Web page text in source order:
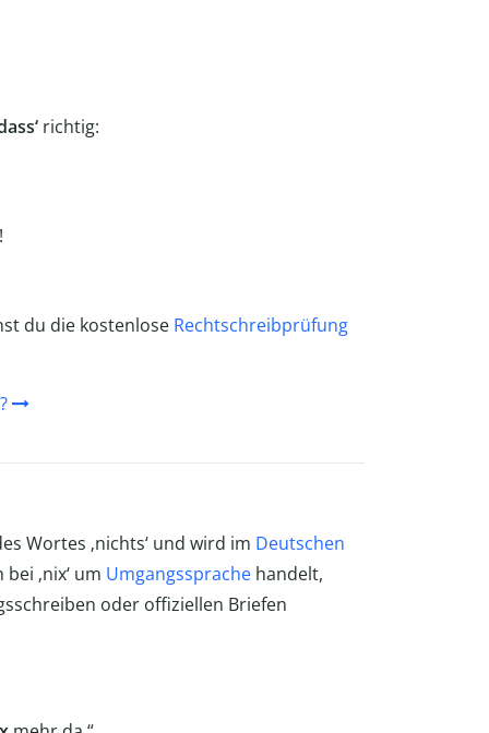
richtig:
du die kostenlose Rechtschreibprüfung
Wortes ‚nichts‘ und wird im Deutschen
‚nix‘ um Umgangssprache handelt,
oder offiziellen Briefen